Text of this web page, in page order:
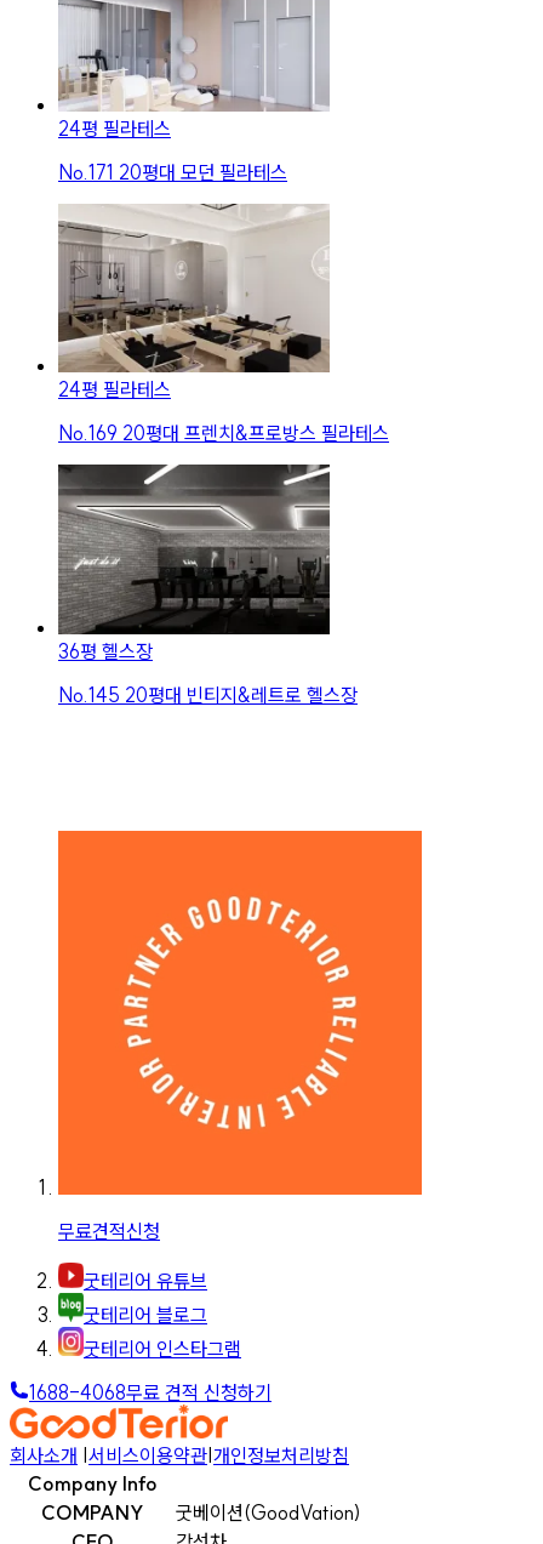
24평 필라테스
No. 171 20평대 모던 필라테스
24평 필라테스
No.169 20평대 프렌치&프로방스 필라테스
36평 헬스장
No.145 20평대 빈티지&레트로 헬스장
무료견적신청
굿테리어 유튜브
굿테리어 블로그
굿테리어 인스타그램
1688-4068무료 견적 신청하기
회사소개 서비스이용약관 개인정보처리방침
Company Info
COMPANY
굿베이션(GoodVation)